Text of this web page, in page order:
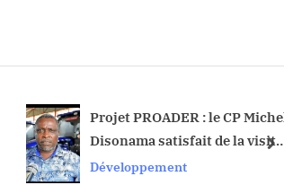
s
Projet PROADER : le CP Michel
Disonama satisfait de la visite
du ministre d’Etat à Kwango
Développement
next